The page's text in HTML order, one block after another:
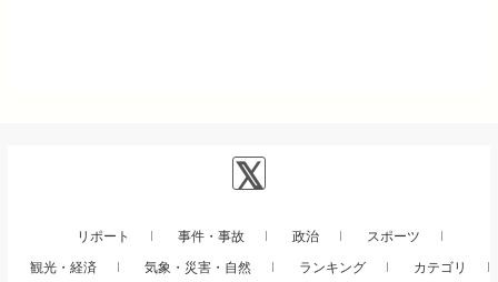
リポート 事件・事故 政治
スポーツ
観光・経済
気象・災害・自然 ランキング カテゴリ